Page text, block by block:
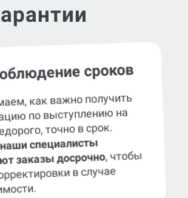
сроков
как важно получить
по выступлению на
точно в срок.
наши специалисты
заказы досрочно, чтобы
в случае